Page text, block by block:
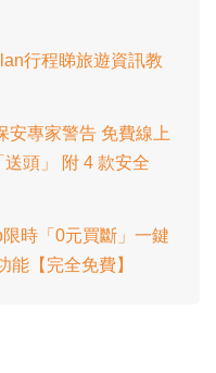
行程睇旅遊資訊教
安專家警告 免費線上
頭」 附 4 款安全
時「0元買斷」一鍵
能【完全免費】